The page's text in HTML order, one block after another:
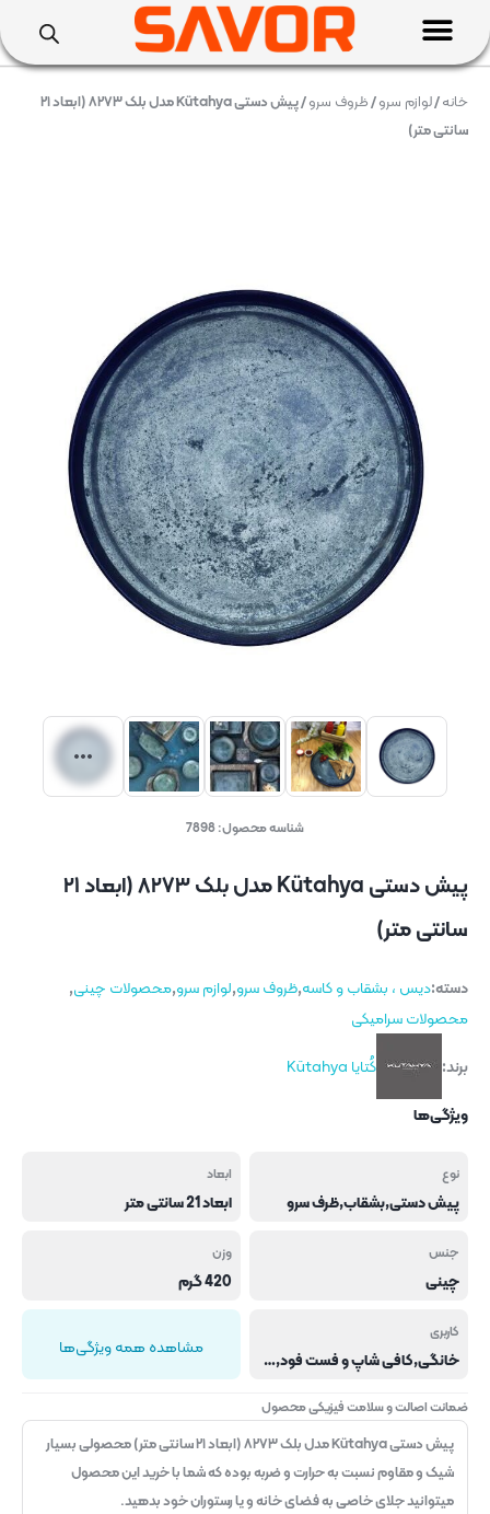
خانه/لوازم سرو/ظروف سرو
/ پیش دستی Kütahya مدل بلک ۸۲۷۳ (ابعاد ۲۱
سانتی متر)
شناسه محصول:7898
پیش دستی Kütahya مدل بلک ۸۲۷۳ (ابعاد ۲۱
سانتی متر)
دسته:دیس ، بشقاب و کاسه,ظروف سرو,لوازم سرو,محصولات چینی,
محصولات سرامیکی
برند:
کُتایا Kütahya
ویژگی‌ها
نوع
پیش دستی,بشقاب,ظرف سرو
ابعاد
ابعاد 21 سانتی متر
جنس
چینی
وزن
420 گرم
کاربری
خانگی,کافی شاپ و فست فود,هتل و رستوران مشاهده همه ویژگی‌ها
ضمانت اصالت و سلامت فیزیکی محصول
پیش دستی Kütahya مدل بلک ۸۲۷۳ (ابعاد ۲۱ سانتی متر) محصولی بسیار
شیک و مقاوم نسبت به حرارت و ضربه بوده که شما با خرید این محصول
میتوانید جلای خاصی به فضای خانه و یا رستوران خود بدهید.